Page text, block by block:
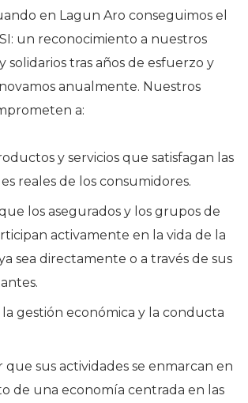
en Lagun Aro conseguimos el
un reconocimiento a nuestros
solidarios tras años de esfuerzo y
anualmente. Nuestros
a:
y servicios que satisfagan las
reales de los consumidores.
los asegurados y los grupos de
activamente en la vida de la
sea directamente o a través de sus
gestión económica y la conducta
que sus actividades se enmarcan en
de una economía centrada en las